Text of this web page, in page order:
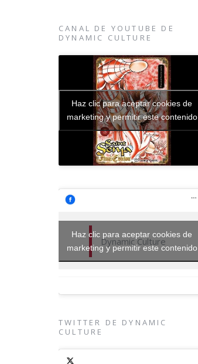
CANAL DE YOUTUBE DE
DYNAMIC CULTURE
Haz clic para aceptar cookies de
marketing y permitir este contenido
Dynamic Culture
Haz clic para aceptar cookies de
marketing y permitir este contenido
TWITTER DE DYNAMIC
CULTURE